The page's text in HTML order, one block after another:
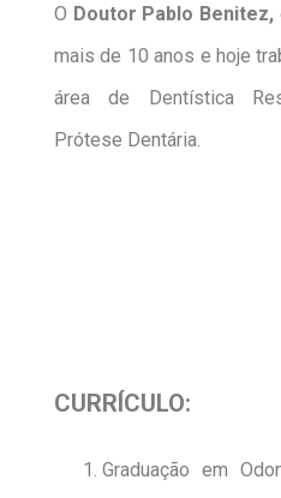
O Doutor Pablo Benitez,
mais de 10 anos e hoje
área de Dentística
Prótese Dentária.
CURRÍCULO:
Graduação em